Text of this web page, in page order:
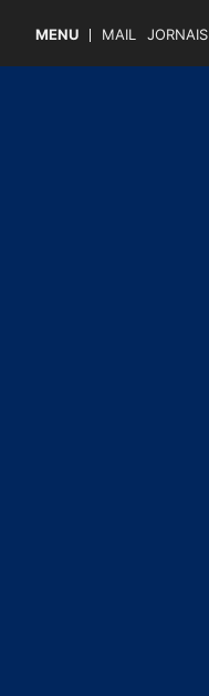
MENU MAIL JORNAIS